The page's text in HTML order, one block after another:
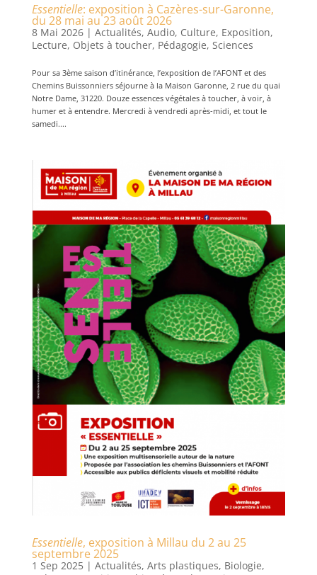
Essentielle: exposition à Cazères-sur-Garonne,
du 28 mai au 23 août 2026
8 Mai 2026| Actualités, Audio, Culture, Exposition,
Lecture, Objets à toucher, Pédagogie, Sciences
Pour sa 3ème saison d’itinérance, l’exposition de l’AFONT et des
Chemins Buissonniers séjourne à la Maison Garonne, 2 rue du quai
Notre Dame, 31220. Douze essences végétales à toucher, à voir, à
humer et à entendre. Mercredi à vendredi après-midi, et tout le
samedi....
Essentielle, exposition à Millau du 2 au 25
septembre 2025
1 Sep 2025| Actualités, Arts plastiques, Biologie,